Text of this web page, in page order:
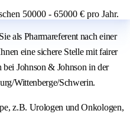
50000 - 65000 € pro Jahr.
als Pharmareferent nach einer
eine sichere Stelle mit fairer
Johnson & Johnson in der
Wittenberge/Schwerin.
z.B. Urologen und Onkologen,